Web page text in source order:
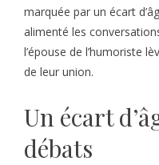
marquée par un écart
alimenté les
l’épouse de l’humoriste
de leur union.
Un écart
débats